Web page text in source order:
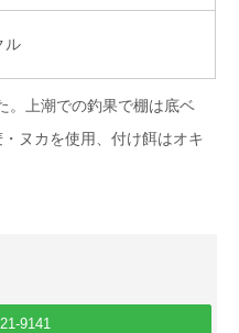
ル
。上潮での釣果で棚は底ベ
ヌカを使用、付け餌はオキ
9141